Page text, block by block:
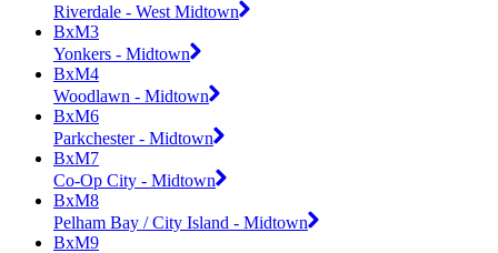
Riverdale - West Midtown
BxM3
Yonkers - Midtown
BxM4
Woodlawn - Midtown
BxM6
Parkchester - Midtown
BxM7
Co-Op City - Midtown
BxM8
Pelham Bay / City Island - Midtown
BxM9